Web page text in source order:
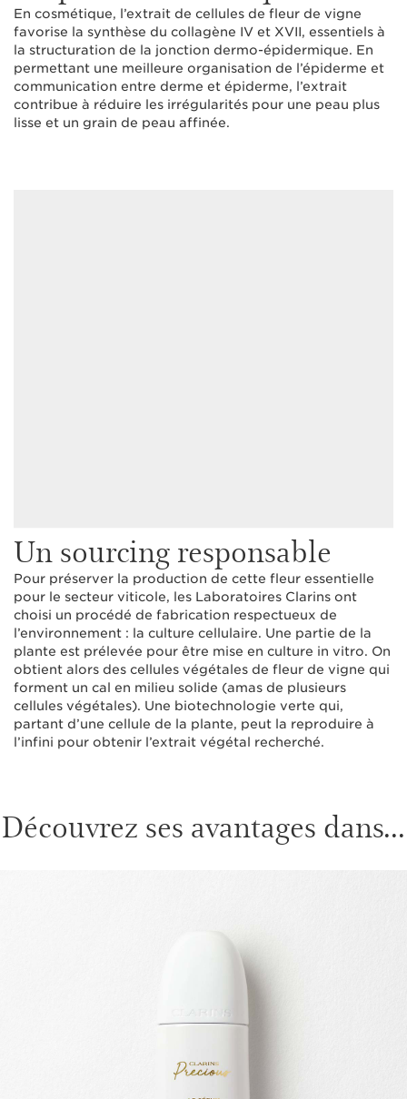
En cosmétique, l’extrait de cellules de fleur de vigne
favorise la synthèse du collagène IV et XVII, essentiels à
la structuration de la jonction dermo-épidermique. En
permettant une meilleure organisation de l’épiderme et
communication entre derme et épiderme, l’extrait
contribue à réduire les irrégularités pour une peau plus
lisse et un grain de peau affinée.
Un sourcing responsable
Pour préserver la production de cette fleur essentielle
pour le secteur viticole, les Laboratoires Clarins ont
choisi un procédé de fabrication respectueux de
l’environnement : la culture cellulaire. Une partie de la
plante est prélevée pour être mise en culture in vitro. On
obtient alors des cellules végétales de fleur de vigne qui
forment un cal en milieu solide (amas de plusieurs
cellules végétales). Une biotechnologie verte qui,
partant d’une cellule de la plante, peut la reproduire à
l’infini pour obtenir l’extrait végétal recherché.
Découvrez ses avantages dans...